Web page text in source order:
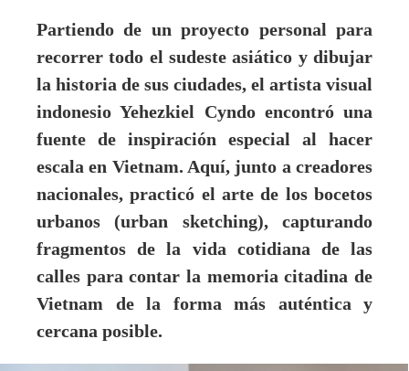
Partiendo de un proyecto personal para
recorrer todo el sudeste asiático y dibujar
la historia de sus ciudades, el artista visual
indonesio Yehezkiel Cyndo encontró una
fuente de inspiración especial al hacer
escala en Vietnam. Aquí, junto a creadores
nacionales, practicó el arte de los bocetos
urbanos (urban sketching), capturando
fragmentos de la vida cotidiana de las
calles para contar la memoria citadina de
Vietnam de la forma más auténtica y
cercana posible.